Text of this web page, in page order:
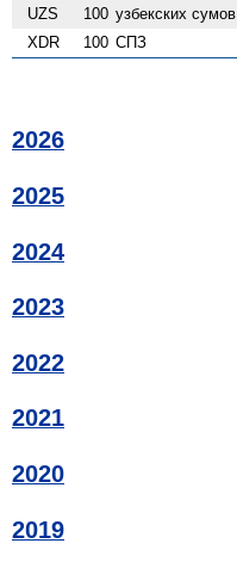
UZS 100 узбекских сумов
XDR 100 СПЗ
2026
2025
2024
2023
2022
2021
2020
2019